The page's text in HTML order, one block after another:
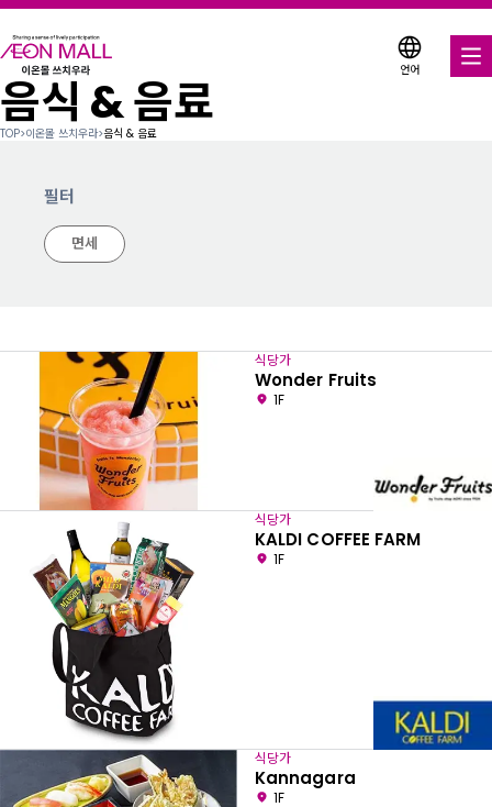
언어
음식 & 음료
다양한 매장에서 이용 가능한 쿠폰
서비스 안내
음식 & 음료
TOP>이온몰 쓰치우라>음식 & 음료
필터
면세
식당가
Wonder Fruits
1F
식당가
KALDI COFFEE FARM
1F
식당가
Kannagara
1F